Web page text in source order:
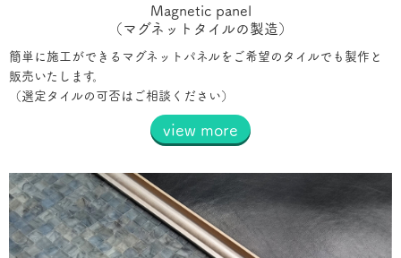
Magnetic panel
（マグネットタイルの製造）
簡単に施工ができるマグネットパネルをご希望のタイルでも製作と
販売いたします。
（選定タイルの可否はご相談ください）
view more